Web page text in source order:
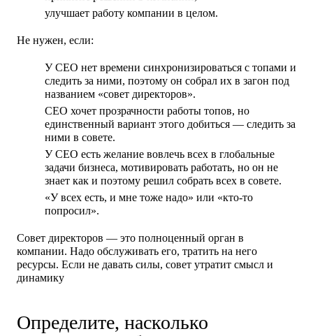
улучшает работу компании в целом.
Не нужен, если:
У CEO нет времени синхронизироваться с топами и
следить за ними, поэтому он собрал их в загон под
названием «совет директоров».
CEO хочет прозрачности работы топов, но
единственный вариант этого добиться — следить за
ними в совете.
У CEO есть желание вовлечь всех в глобальные
задачи бизнеса, мотивировать работать, но он не
знает как и поэтому решил собрать всех в совете.
«У всех есть, и мне тоже надо» или «кто‑то
попросил».
Совет директоров — это полноценный орган в
компании. Надо обслуживать его, тратить на него
ресурсы. Если не давать силы, совет утратит смысл и
динамику
Определите, насколько